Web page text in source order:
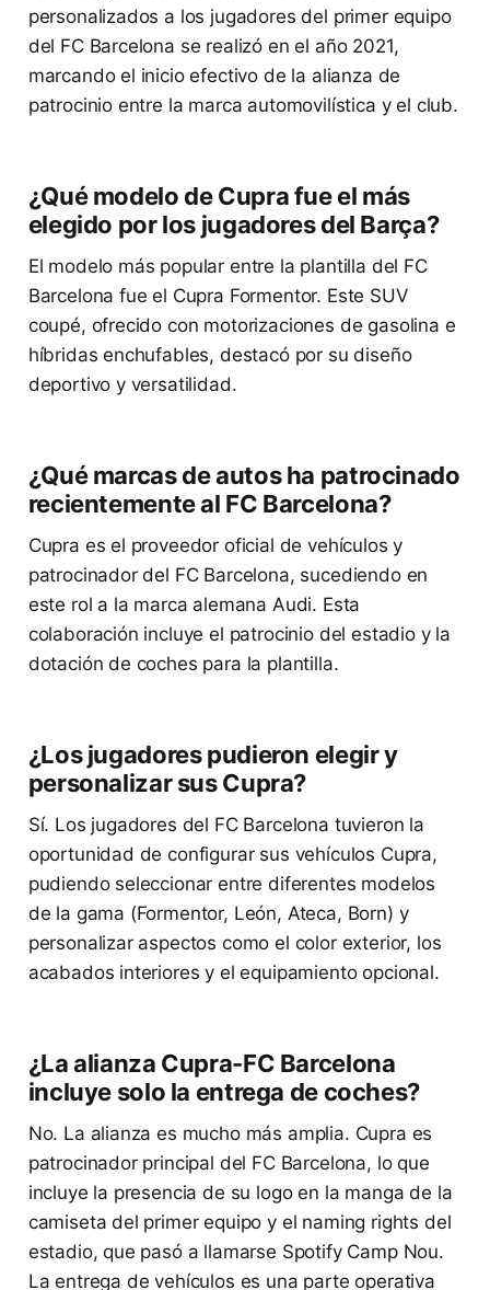
personalizados a los jugadores del primer equipo
del FC Barcelona se realizó en el año 2021,
marcando el inicio efectivo de la alianza de
patrocinio entre la marca automovilística y el club.
¿Qué modelo de Cupra fue el más
elegido por los jugadores del Barça?
El modelo más popular entre la plantilla del FC
Barcelona fue el Cupra Formentor. Este SUV
coupé, ofrecido con motorizaciones de gasolina e
híbridas enchufables, destacó por su diseño
deportivo y versatilidad.
¿Qué marcas de autos ha patrocinado
recientemente al FC Barcelona?
Cupra es el proveedor oficial de vehículos y
patrocinador del FC Barcelona, sucediendo en
este rol a la marca alemana Audi. Esta
colaboración incluye el patrocinio del estadio y la
dotación de coches para la plantilla.
¿Los jugadores pudieron elegir y
personalizar sus Cupra?
Sí. Los jugadores del FC Barcelona tuvieron la
oportunidad de configurar sus vehículos Cupra,
pudiendo seleccionar entre diferentes modelos
de la gama (Formentor, León, Ateca, Born) y
personalizar aspectos como el color exterior, los
acabados interiores y el equipamiento opcional.
¿La alianza Cupra-FC Barcelona
incluye solo la entrega de coches?
No. La alianza es mucho más amplia. Cupra es
patrocinador principal del FC Barcelona, lo que
incluye la presencia de su logo en la manga de la
camiseta del primer equipo y el naming rights del
estadio, que pasó a llamarse Spotify Camp Nou.
La entrega de vehículos es una parte operativa